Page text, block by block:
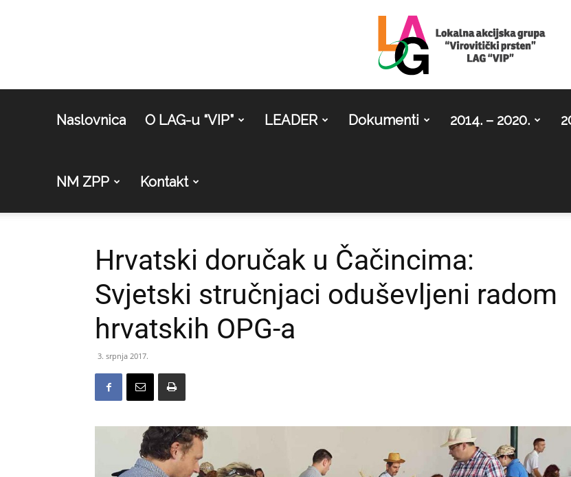
LAG
prsten
Naslovnica O LAG-u “VIP” LEADER Dokumenti 2014. – 2020.
NM ZPP Kontakt
Hrvatski doručak u Čačincima:
Svjetski stručnjaci oduševljeni radom
hrvatskih OPG-a
3. srpnja 2017.